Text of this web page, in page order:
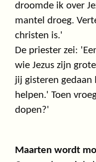
droomde ik over
mantel droeg.
christen is.'
De priester zei:
wie Jezus zijn
jij gisteren gedaan
helpen.' Toen
dopen?'
Maarten wordt